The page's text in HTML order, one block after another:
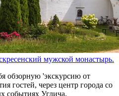
мужской монастырь.
обзорную 'экскурсию от
гостей, через центр города со
событиях Углича.